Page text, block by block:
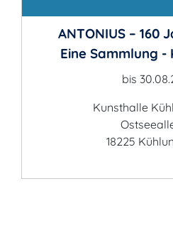
ANTONIUS – 160
Eine Sammlung -
bis
Kunsthalle
18225